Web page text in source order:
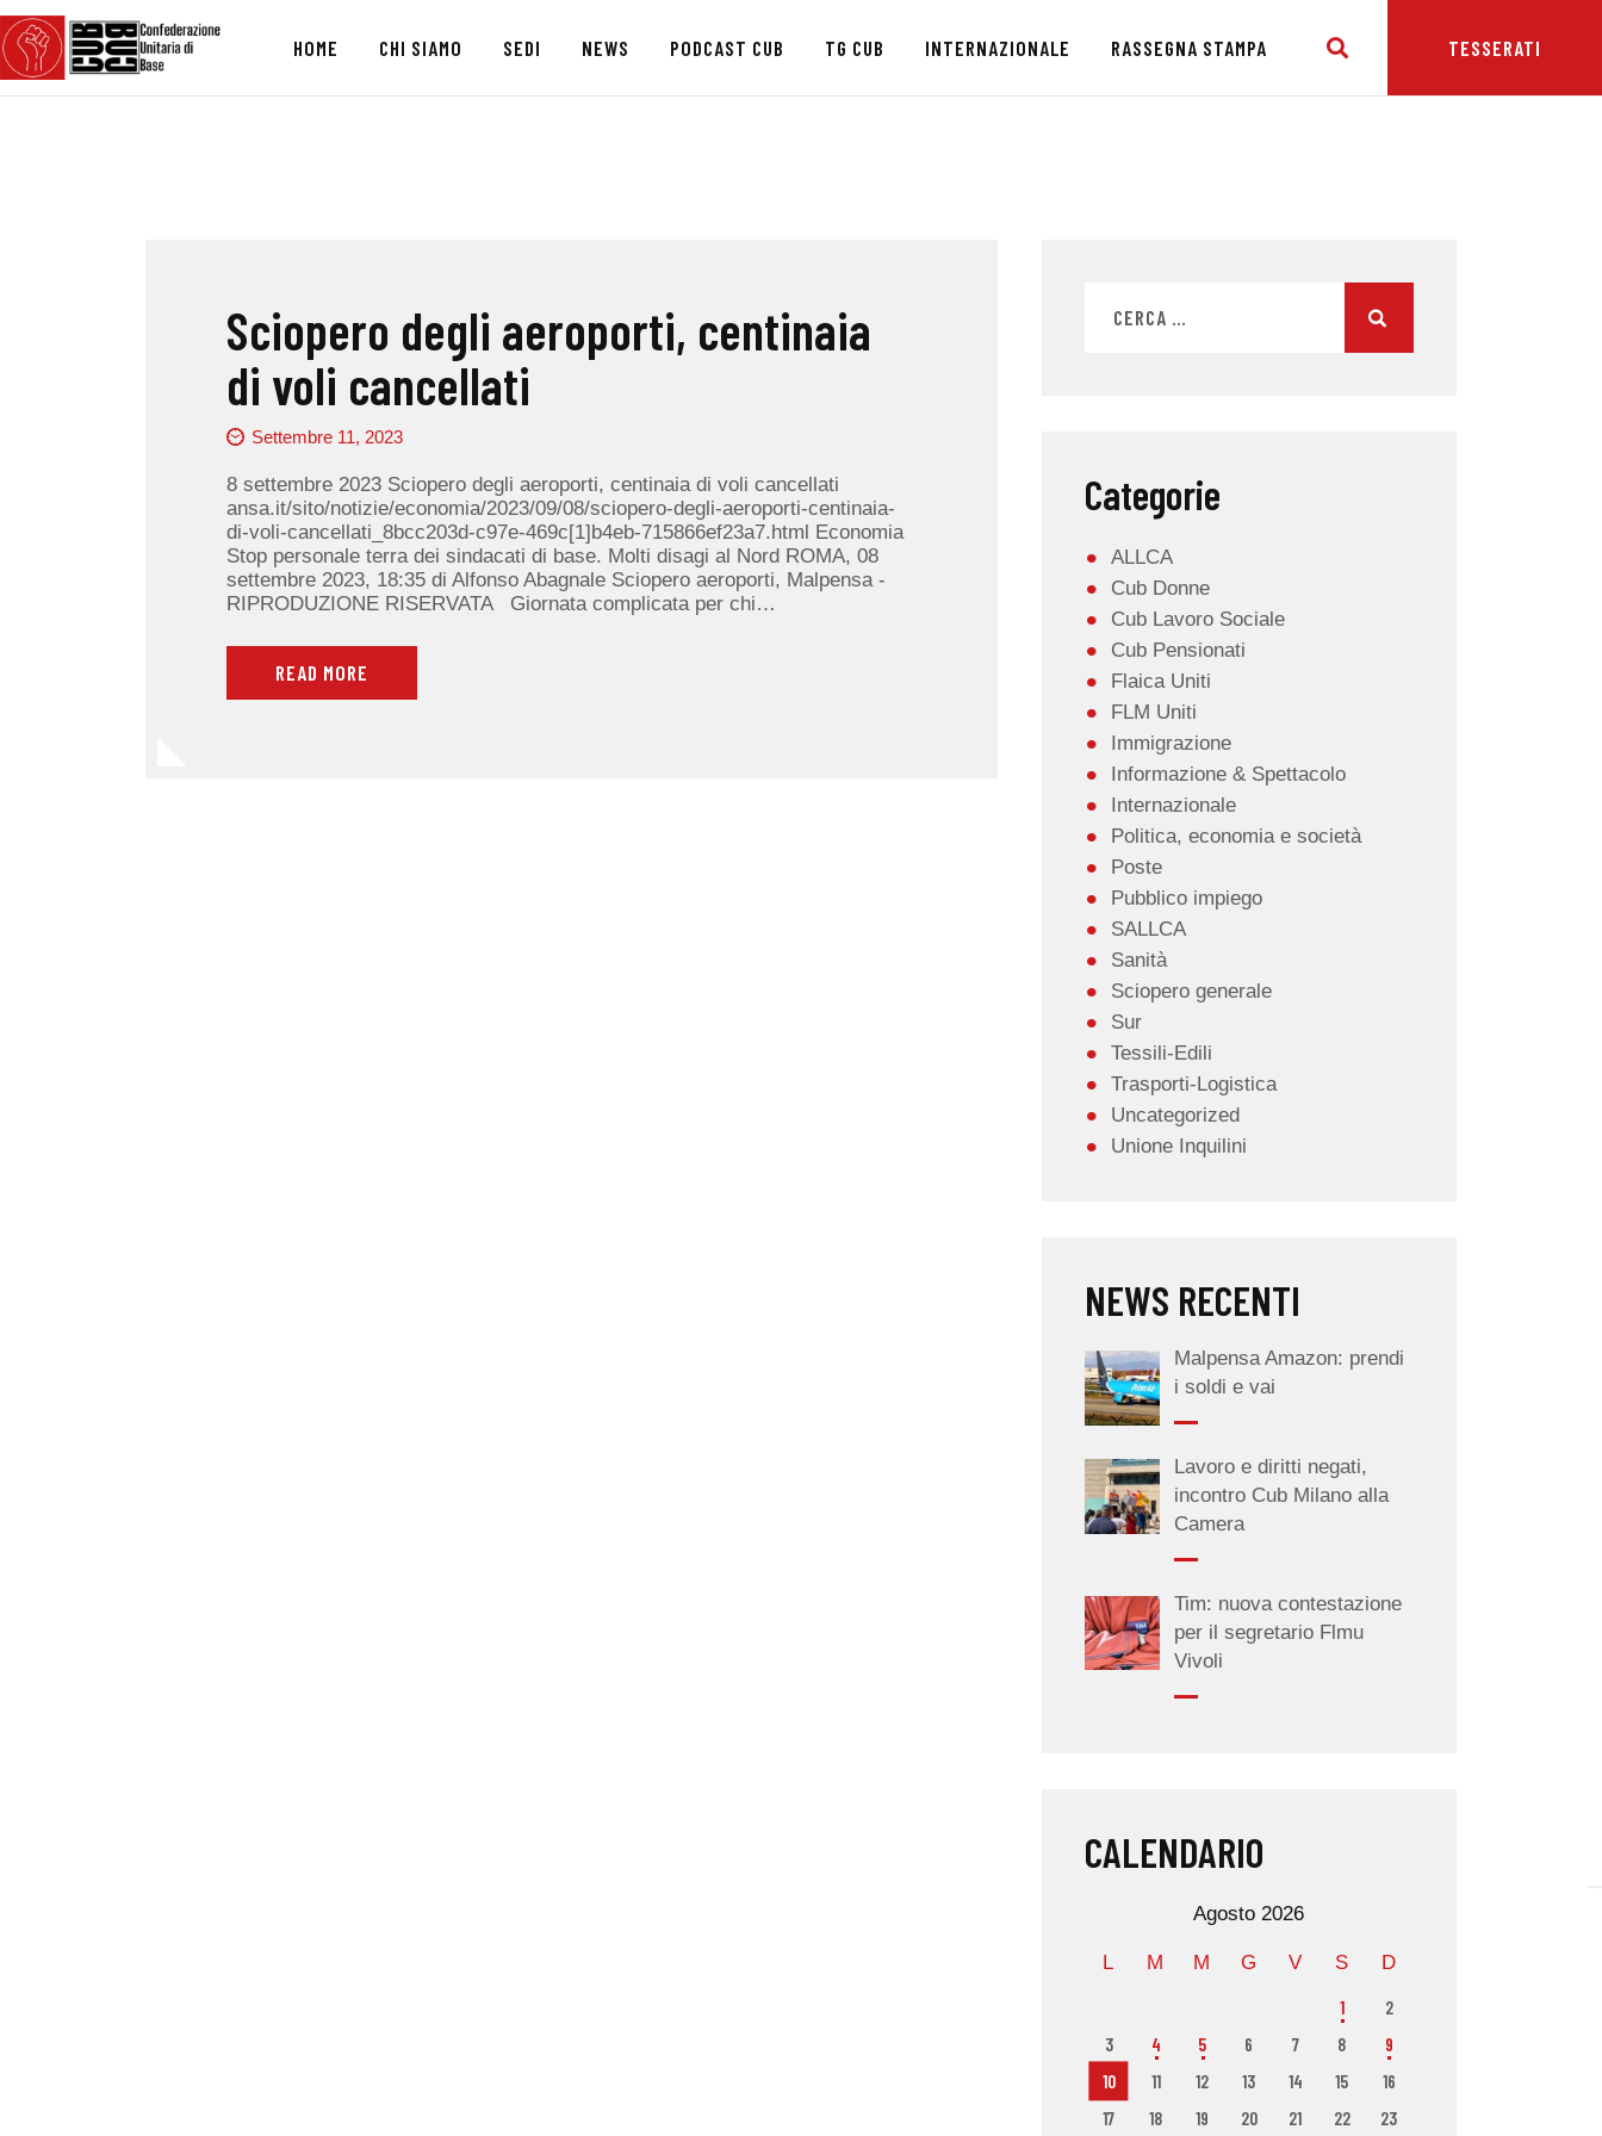
HOME CHI SIAMO SEDI NEWS PODCAST CUB TG CUB INTERNAZIONALE RASSEGNA STAMPA TESSERATI
HOME
CHI SIAMO
TG CUB
RASSEGNA STAMPA
Sciopero degli aeroporti, centinaia
di voli cancellati
Settembre 11, 2023
8 settembre 2023 Sciopero degli aeroporti, centinaia di voli cancellati
ansa.it/sito/notizie/economia/2023/09/08/sciopero-degli-aeroporti-centinaia-
di-voli-cancellati_8bcc203d-c97e-469c[1]b4eb-715866ef23a7.html Economia
Stop personale terra dei sindacati di base. Molti disagi al Nord ROMA, 08
settembre 2023, 18:35 di Alfonso Abagnale Sciopero aeroporti, Malpensa -
RIPRODUZIONE RISERVATA Giornata complicata per chi…
READ MORE
Categorie
ALLCA
Cub Donne
Cub Lavoro Sociale
Cub Pensionati
Flaica Uniti
FLM Uniti
Immigrazione
Informazione & Spettacolo
Internazionale
Politica, economia e società
Poste
Pubblico impiego
SALLCA
Sanità
Sciopero generale
Sur
Tessili-Edili
Trasporti-Logistica
Uncategorized
Unione Inquilini
NEWS RECENTI
Malpensa Amazon: prendi
i soldi e vai
Lavoro e diritti negati,
incontro Cub Milano alla
Camera
Tim: nuova contestazione
per il segretario Flmu
Vivoli
CALENDARIO
Agosto 2026
L M M G V S D
1
2
3
4 5 6 7 8
9
10
11 12 13 14 15
16
17
18 19 20 21 22 23